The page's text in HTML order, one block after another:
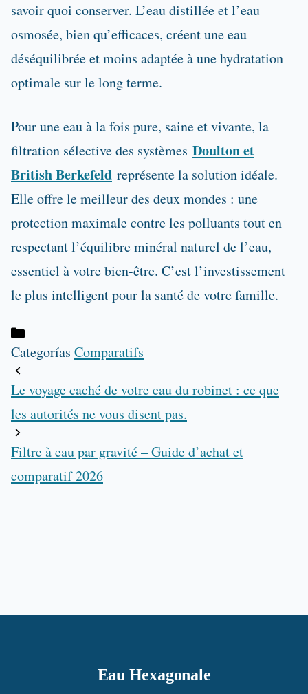
savoir quoi conserver. L’eau distillée et l’eau
osmosée, bien qu’efficaces, créent une eau
déséquilibrée et moins adaptée à une hydratation
optimale sur le long terme.
Pour une eau à la fois pure, saine et vivante, la
filtration sélective des systèmes Doulton et
British Berkefeld représente la solution idéale.
Elle offre le meilleur des deux mondes : une
protection maximale contre les polluants tout en
respectant l’équilibre minéral naturel de l’eau,
essentiel à votre bien-être. C’est l’investissement
le plus intelligent pour la santé de votre famille.
Categorías Comparatifs
Le voyage caché de votre eau du robinet : ce que
les autorités ne vous disent pas.
Filtre à eau par gravité – Guide d’achat et
comparatif 2026
Eau Hexagonale